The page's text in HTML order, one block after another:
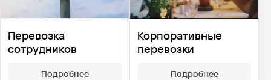
Перевозка
сотрудников
Подробнее
Корпоративные
перевозки
Подробнее